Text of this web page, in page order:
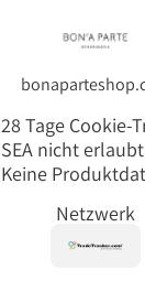
28 Tage Cookie-
SEA nicht erlaubt
Keine
Netzwerk